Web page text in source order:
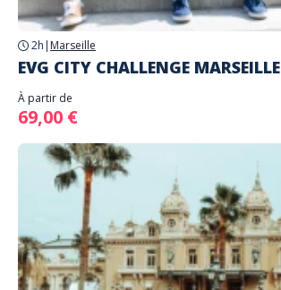
2h | Marseille
EVG CITY CHALLENGE MARSEILLE
À partir de
69,00 €